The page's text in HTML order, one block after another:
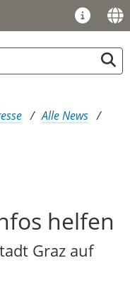
Alle News
helfen
Graz auf